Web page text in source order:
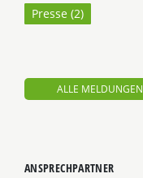
Presse (2)
ALLE MELDUNGEN
ANSPRECHPARTNER